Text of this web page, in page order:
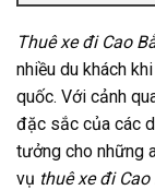
Thuê xe đi Cao
nhiều du khách
quốc. Với cảnh
đặc sắc của các
tưởng cho những
vụ thuê xe đi Cao